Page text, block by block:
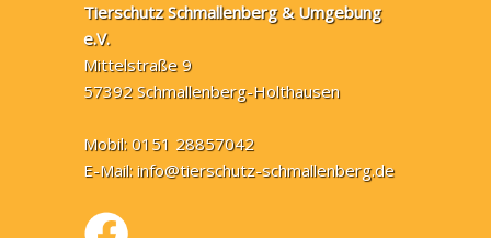
Tierschutz Schmallenberg & Umgebung
e.V.
Mittelstraße 9
57392 Schmallenberg-Holthausen
Mobil: 0151 28857042
E-Mail:info@tierschutz-schmallenberg.de